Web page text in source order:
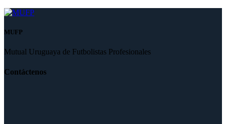
MUFP
Mutual Uruguaya de Futbolistas Profesionales
Contáctenos